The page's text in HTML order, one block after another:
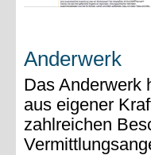
Anderwerk
Das Anderwerk
aus eigener
zahlreichen